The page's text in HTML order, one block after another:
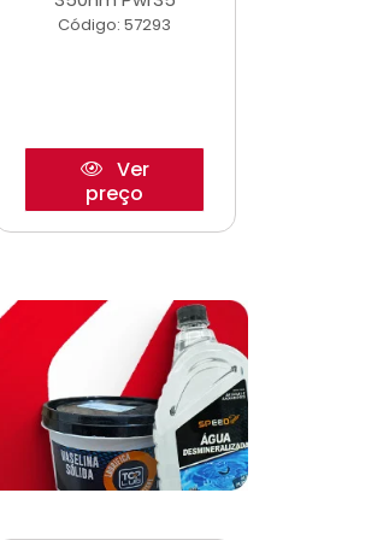
Código: 57293
Ver
preço